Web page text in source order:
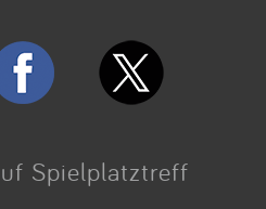
Spielplatztreff